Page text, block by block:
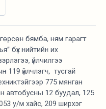
бямба, ням гарагт
бүх нийтийн их
үйлчилгээ
119 үйлчлэгч, тусгай
775 мянган
автобусны 12 буудал, 125
у/м хайс, 209 ширхэг